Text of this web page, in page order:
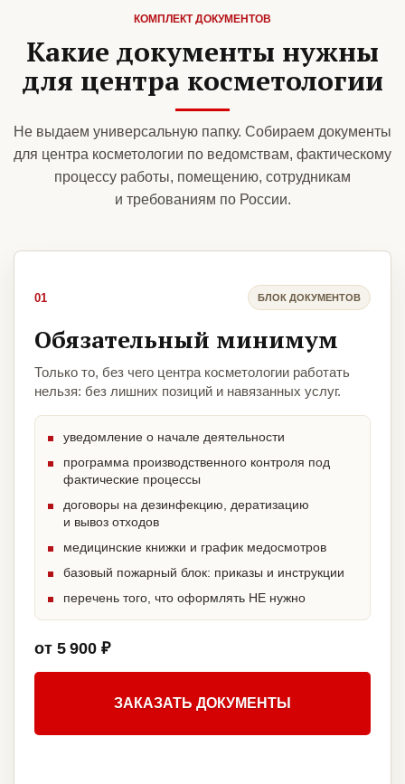
КОМПЛЕКТ ДОКУМЕНТОВ
Какие документы нужны
для центра косметологии
Не выдаем универсальную папку. Собираем документы
для центра косметологии по ведомствам, фактическому
процессу работы, помещению, сотрудникам
и требованиям по России.
01 БЛОК ДОКУМЕНТОВ
Обязательный минимум
Только то, без чего центра косметологии работать
нельзя: без лишних позиций и навязанных услуг.
уведомление о начале деятельности
программа производственного контроля под
фактические процессы
договоры на дезинфекцию, дератизацию
и вывоз отходов
медицинские книжки и график медосмотров
базовый пожарный блок: приказы и инструкции
перечень того, что оформлять НЕ нужно
от 5 900 ₽
ЗАКАЗАТЬ ДОКУМЕНТЫ